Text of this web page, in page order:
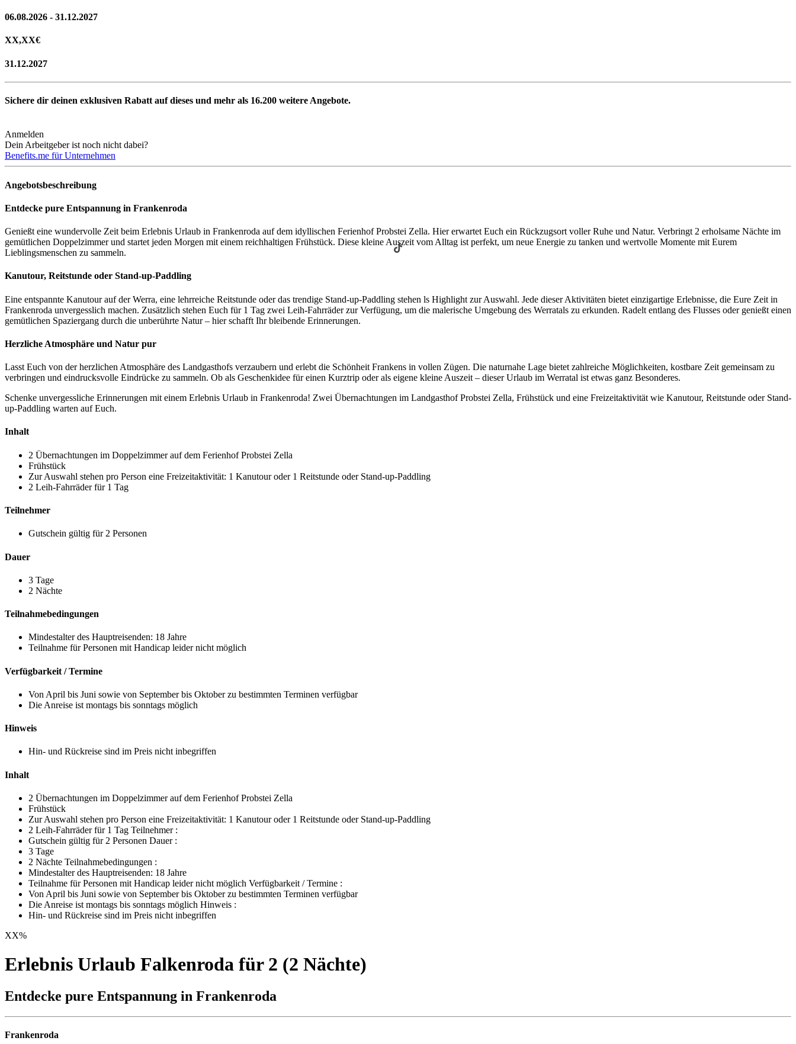
06.08.2026 - 31.12.2027
XX,XX€
31.12.2027
Sichere dir deinen exklusiven Rabatt auf dieses und mehr als 16.200 weitere Angebote.
Anmelden
Dein Arbeitgeber ist noch nicht dabei?
Benefits.me für Unternehmen
Angebotsbeschreibung
Entdecke pure Entspannung in Frankenroda
Genießt eine wundervolle Zeit beim Erlebnis Urlaub in Frankenroda auf dem idyllischen Ferienhof Probstei Zella. Hier erwartet Euch ein Rückzugsort voller Ruhe und Natur. Verbringt 2 erholsame Nächte im
gemütlichen Doppelzimmer und startet jeden Morgen mit einem reichhaltigen Frühstück. Diese kleine Auszeit vom Alltag ist perfekt, um neue Energie zu tanken und wertvolle Momente mit Eurem
Lieblingsmenschen zu sammeln.
Kanutour, Reitstunde oder Stand-up-Paddling
Eine entspannte Kanutour auf der Werra, eine lehrreiche Reitstunde oder das trendige Stand-up-Paddling stehen ls Highlight zur Auswahl. Jede dieser Aktivitäten bietet einzigartige Erlebnisse, die Eure Zeit in
Frankenroda unvergesslich machen. Zusätzlich stehen Euch für 1 Tag zwei Leih-Fahrräder zur Verfügung, um die malerische Umgebung des Werratals zu erkunden. Radelt entlang des Flusses oder genießt einen
gemütlichen Spaziergang durch die unberührte Natur – hier schafft Ihr bleibende Erinnerungen.
Herzliche Atmosphäre und Natur pur
Lasst Euch von der herzlichen Atmosphäre des Landgasthofs verzaubern und erlebt die Schönheit Frankens in vollen Zügen. Die naturnahe Lage bietet zahlreiche Möglichkeiten, kostbare Zeit gemeinsam zu
verbringen und eindrucksvolle Eindrücke zu sammeln. Ob als Geschenkidee für einen Kurztrip oder als eigene kleine Auszeit – dieser Urlaub im Werratal ist etwas ganz Besonderes.
Schenke unvergessliche Erinnerungen mit einem Erlebnis Urlaub in Frankenroda! Zwei Übernachtungen im Landgasthof Probstei Zella, Frühstück und eine Freizeitaktivität wie Kanutour, Reitstunde oder Stand-
up-Paddling warten auf Euch.
Inhalt
2 Übernachtungen im Doppelzimmer auf dem Ferienhof Probstei Zella
Frühstück
Zur Auswahl stehen pro Person eine Freizeitaktivität: 1 Kanutour oder 1 Reitstunde oder Stand-up-Paddling
2 Leih-Fahrräder für 1 Tag
Teilnehmer
Gutschein gültig für 2 Personen
Dauer
3 Tage
2 Nächte
Teilnahmebedingungen
Mindestalter des Hauptreisenden: 18 Jahre
Teilnahme für Personen mit Handicap leider nicht möglich
Verfügbarkeit / Termine
Von April bis Juni sowie von September bis Oktober zu bestimmten Terminen verfügbar
Die Anreise ist montags bis sonntags möglich
Hinweis
Hin- und Rückreise sind im Preis nicht inbegriffen
Inhalt
2 Übernachtungen im Doppelzimmer auf dem Ferienhof Probstei Zella
Frühstück
Zur Auswahl stehen pro Person eine Freizeitaktivität: 1 Kanutour oder 1 Reitstunde oder Stand-up-Paddling
2 Leih-Fahrräder für 1 Tag Teilnehmer :
Gutschein gültig für 2 Personen Dauer :
3 Tage
2 Nächte Teilnahmebedingungen :
Mindestalter des Hauptreisenden: 18 Jahre
Teilnahme für Personen mit Handicap leider nicht möglich Verfügbarkeit / Termine :
Von April bis Juni sowie von September bis Oktober zu bestimmten Terminen verfügbar
Die Anreise ist montags bis sonntags möglich Hinweis :
Hin- und Rückreise sind im Preis nicht inbegriffen
XX%
Erlebnis Urlaub Falkenroda für 2 (2 Nächte)
Entdecke pure Entspannung in Frankenroda
Frankenroda